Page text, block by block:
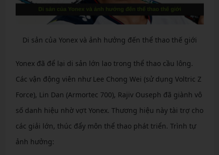
Di sản của Yonex và ảnh hưởng đến thể thao thế giới
Yonex đã để lại di sản lớn lao trong thể thao cầu lông.
Các vận động viên như Lee Chong Wei (sử dụng Voltric Z
Force), Lin Dan (Armortec 700), Rajiv Ouseph đã giành vô
số danh hiệu nhờ vợt Yonex. Thương hiệu này tài trợ cho
các giải lớn, thúc đẩy môn thể thao phát triển. Trình tự
ảnh hưởng: